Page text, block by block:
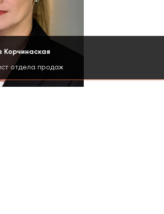
Корчинаская
отдела продаж